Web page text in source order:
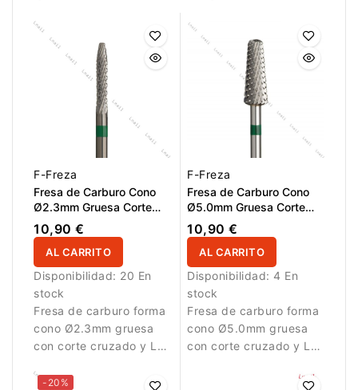
F-Freza
Fresa de Carburo Cono
Ø2.3mm Gruesa Corte
Cruzado LT 14.0mm
10,90 €
AL CARRITO
Disponibilidad: 20 En
stock
Fresa de carburo forma
cono Ø2.3mm gruesa
con corte cruzado y LT
eliminación eficiente de
F-Freza
Fresa de Carburo Cono
Ø5.0mm Gruesa Corte
Cruzado LT 14.0mm
10,90 €
AL CARRITO
Disponibilidad: 4 En
stock
Fresa de carburo forma
cono Ø5.0mm gruesa
con corte cruzado y LT
eliminación eficiente de
-20%